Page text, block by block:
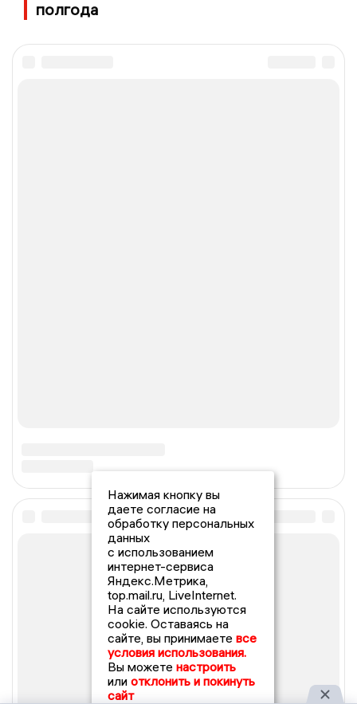
полгода
Нажимая кнопку вы
даете согласие на
обработку персональных
данных
с использованием
интернет-сервиса
Яндекс.Метрика,
top.mail.ru, LiveInternet.
На сайте используются
cookie. Оставаясь на
сайте, вы принимаете все
условия использования.
Вы можете настроить
или отклонить и покинуть
сайт